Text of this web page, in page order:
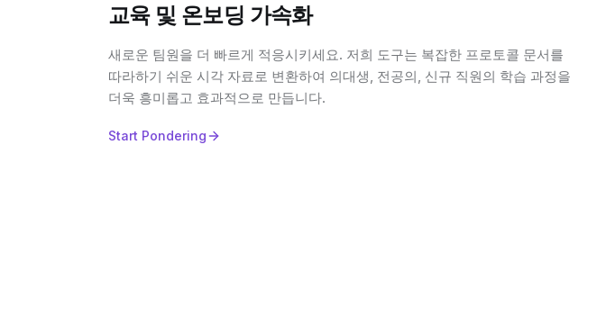
교육 및 온보딩 가속화
새로운 팀원을 더 빠르게 적응시키세요. 저희 도구는 복잡한 프로토콜 문서를
따라하기 쉬운 시각 자료로 변환하여 의대생, 전공의, 신규 직원의 학습 과정을
더욱 흥미롭고 효과적으로 만듭니다.
Start Pondering